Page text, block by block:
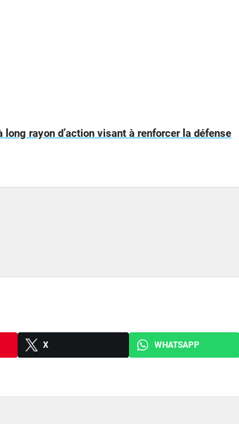
rayon d’action visant à renforcer la défense
X WHATSAPP